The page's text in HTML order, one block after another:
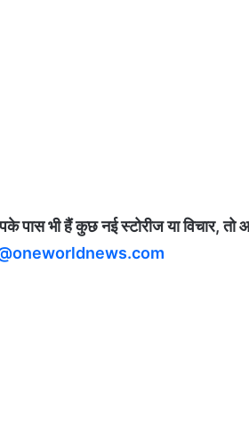
पास भी हैं कुछ नई स्टोरीज या विचार,